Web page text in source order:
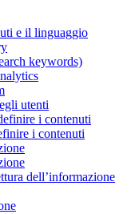
e il linguaggio
keywords)
utenti
i contenuti
i contenuti
dell’informazione